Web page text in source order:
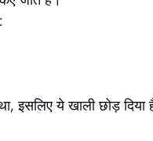
इसलिए ये खाली छोड़ दिया